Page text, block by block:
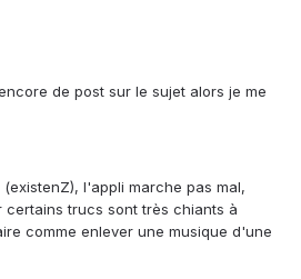
de post sur le sujet alors je me
l'appli marche pas mal,
trucs sont très chiants à
comme enlever une musique d'une